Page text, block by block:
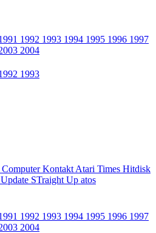
1992 1993 1994 1995 1996 1997
2004
1993
Computer Kontakt Atari Times Hitdisk
STraight Up atos
1992 1993 1994 1995 1996 1997
2004